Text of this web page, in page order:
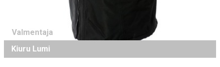
Valmentaja
Kiuru Lumi